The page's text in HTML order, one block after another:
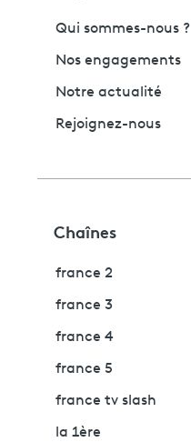
Qui sommes-nous ?
Nos engagements
Notre actualité
Rejoignez-nous
Chaînes
france 2
france 3
france 4
france 5
france tv slash
la 1ère